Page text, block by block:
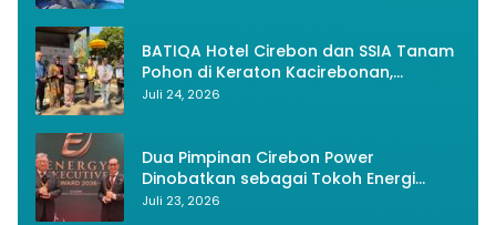
BATIQA Hotel Cirebon dan SSIA Tanam
Pohon di Keraton Kacirebonan,
Lestarikan Budaya dan Lingkungan
Juli 24, 2026
Dua Pimpinan Cirebon Power
Dinobatkan sebagai Tokoh Energi
Berkelanjutan 2026
Juli 23, 2026